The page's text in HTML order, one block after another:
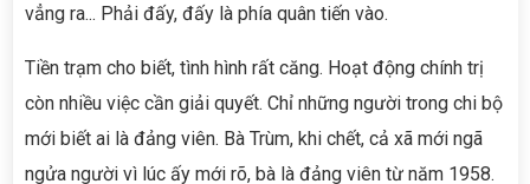
vẳng ra... Phải đấy, đấy là phía quân tiến vào.
Tiền trạm cho biết, tình hình rất căng. Hoạt động chính trị
còn nhiều việc cần giải quyết. Chỉ những người trong chi bộ
mới biết ai là đảng viên. Bà Trùm, khi chết, cả xã mới ngã
ngửa người vì lúc ấy mới rõ, bà là đảng viên từ năm 1958.